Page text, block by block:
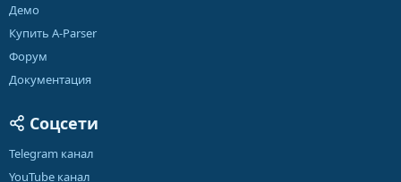
Демо
Купить A-Parser
Форум
Документация
Соцсети
Telegram канал
YouTube канал